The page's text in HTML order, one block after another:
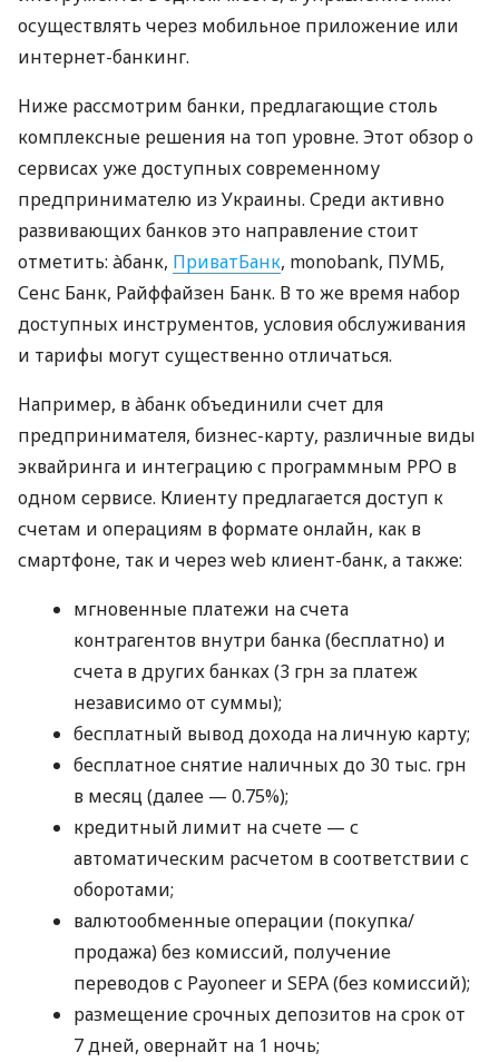
осуществлять через мобильное приложение или
интернет-банкинг.
Ниже рассмотрим банки, предлагающие столь
комплексные решения на топ уровне. Этот обзор о
сервисах уже доступных современному
предпринимателю из Украины. Среди активно
развивающих банков это направление стоит
отметить: àбанк, ПриватБанк, monobank, ПУМБ,
Сенс Банк, Райффайзен Банк. В то же время набор
доступных инструментов, условия обслуживания
и тарифы могут существенно отличаться.
Например, в àбанк объединили счет для
предпринимателя, бизнес-карту, различные виды
эквайринга и интеграцию с программным РРО в
одном сервисе. Клиенту предлагается доступ к
счетам и операциям в формате онлайн, как в
смартфоне, так и через web клиент-банк, а также:
мгновенные платежи на счета
контрагентов внутри банка (бесплатно) и
счета в других банках (3 грн за платеж
независимо от суммы);
бесплатный вывод дохода на личную карту;
бесплатное снятие наличных до 30 тыс. грн
в месяц (далее — 0.75%);
кредитный лимит на счете — с
автоматическим расчетом в соответствии с
оборотами;
валютообменные операции (покупка/
продажа) без комиссий, получение
переводов с Payoneer и SEPA (без комиссий);
размещение срочных депозитов на срок от
7 дней, овернайт на 1 ночь;